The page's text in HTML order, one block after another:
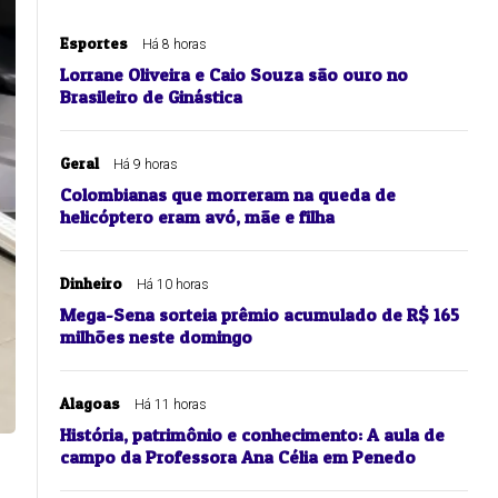
Esportes Há 8 horas
Lorrane Oliveira e Caio Souza são ouro no
Brasileiro de Ginástica
Geral Há 9 horas
Colombianas que morreram na queda de
helicóptero eram avó, mãe e filha
Dinheiro Há 10 horas
Mega-Sena sorteia prêmio acumulado de R$ 165
milhões neste domingo
Alagoas Há 11 horas
História, patrimônio e conhecimento: A aula de
campo da Professora Ana Célia em Penedo